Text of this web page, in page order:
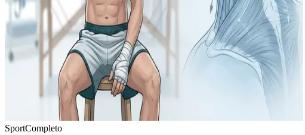
SportCompleto